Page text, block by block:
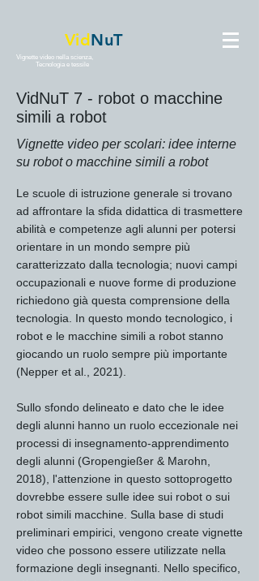
VidNuT
Vignette video nella scienza,
Tecnologia e tessile
VidNuT 7 - robot o macchine
simili a robot
Vignette video per scolari: idee interne
su robot o macchine simili a robot
Le scuole di istruzione generale si trovano
ad affrontare la sfida didattica di trasmettere
abilità e competenze agli alunni per potersi
orientare in un mondo sempre più
caratterizzato dalla tecnologia; nuovi campi
occupazionali e nuove forme di produzione
richiedono già questa comprensione della
tecnologia. In questo mondo tecnologico, i
robot e le macchine simili a robot stanno
giocando un ruolo sempre più importante
(Nepper et al., 2021).
Sullo sfondo delineato e dato che le idee
degli alunni hanno un ruolo eccezionale nei
processi di insegnamento-apprendimento
degli alunni (Gropengießer & Marohn,
2018), l'attenzione in questo sottoprogetto
dovrebbe essere sulle idee sui robot o sui
robot simili macchine. Sulla base di studi
preliminari empirici, vengono create vignette
video che possono essere utilizzate nella
formazione degli insegnanti. Nello specifico,